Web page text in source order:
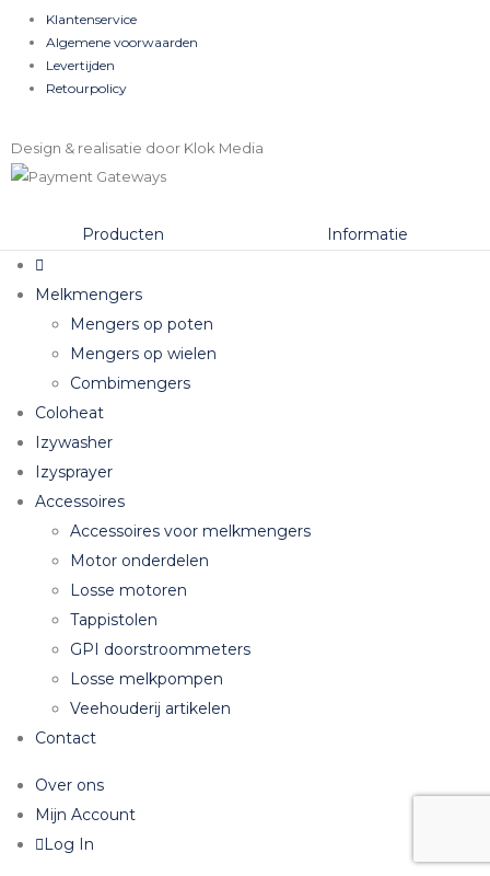
Klantenservice
Algemene voorwaarden
Levertijden
Retourpolicy
Design & realisatie door Klok Media
Producten Informatie
Melkmengers
Mengers op poten
Mengers op wielen
Combimengers
Coloheat
Izywasher
Izysprayer
Accessoires
Accessoires voor melkmengers
Motor onderdelen
Losse motoren
Tappistolen
GPI doorstroommeters
Losse melkpompen
Veehouderij artikelen
Contact
Over ons
Mijn Account
Log In